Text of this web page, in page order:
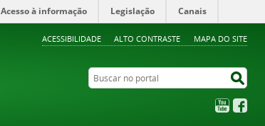
ACESSIBILIDADE ALTO CONTRASTE MAPA DO SITE
Acesso à informação Legislação Canais
Buscar no portal
YouTube